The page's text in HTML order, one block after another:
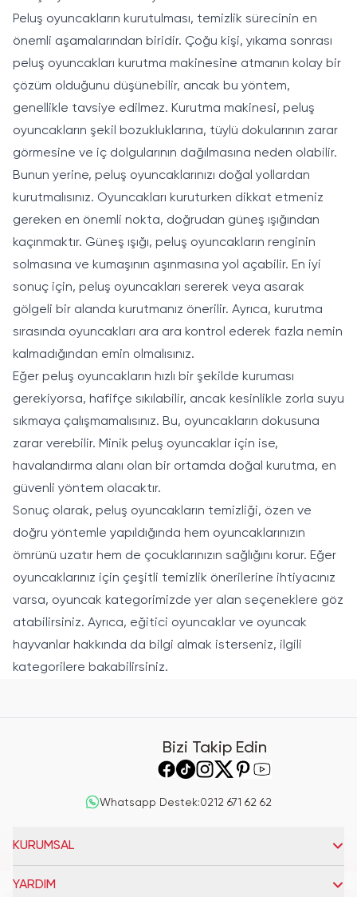
Peluş oyuncakların kurutulması, temizlik sürecinin en
önemli aşamalarından biridir. Çoğu kişi, yıkama sonrası
peluş oyuncakları kurutma makinesine atmanın kolay bir
çözüm olduğunu düşünebilir, ancak bu yöntem,
genellikle tavsiye edilmez. Kurutma makinesi, peluş
oyuncakların şekil bozukluklarına, tüylü dokularının zarar
görmesine ve iç dolgularının dağılmasına neden olabilir.
Bunun yerine, peluş oyuncaklarınızı doğal yollardan
kurutmalısınız. Oyuncakları kuruturken dikkat etmeniz
gereken en önemli nokta, doğrudan güneş ışığından
kaçınmaktır. Güneş ışığı, peluş oyuncakların renginin
solmasına ve kumaşının aşınmasına yol açabilir. En iyi
sonuç için, peluş oyuncakları sererek veya asarak
gölgeli bir alanda kurutmanız önerilir. Ayrıca, kurutma
sırasında oyuncakları ara ara kontrol ederek fazla nemin
kalmadığından emin olmalısınız.
Eğer peluş oyuncakların hızlı bir şekilde kuruması
gerekiyorsa, hafifçe sıkılabilir, ancak kesinlikle zorla suyu
sıkmaya çalışmamalısınız. Bu, oyuncakların dokusuna
zarar verebilir. Minik peluş oyuncaklar için ise,
havalandırma alanı olan bir ortamda doğal kurutma, en
güvenli yöntem olacaktır.
Sonuç olarak, peluş oyuncakların temizliği, özen ve
doğru yöntemle yapıldığında hem oyuncaklarınızın
ömrünü uzatır hem de çocuklarınızın sağlığını korur. Eğer
oyuncaklarınız için çeşitli temizlik önerilerine ihtiyacınız
varsa, oyuncak kategorimizde yer alan seçeneklere göz
atabilirsiniz. Ayrıca, eğitici oyuncaklar ve oyuncak
hayvan lar hakkında da bilgi almak isterseniz, ilgili
kategorilere bakabilirsiniz.
Bizi Takip Edin
Whatsapp Destek:0212 671 62 62
KURUMSAL
YARDIM